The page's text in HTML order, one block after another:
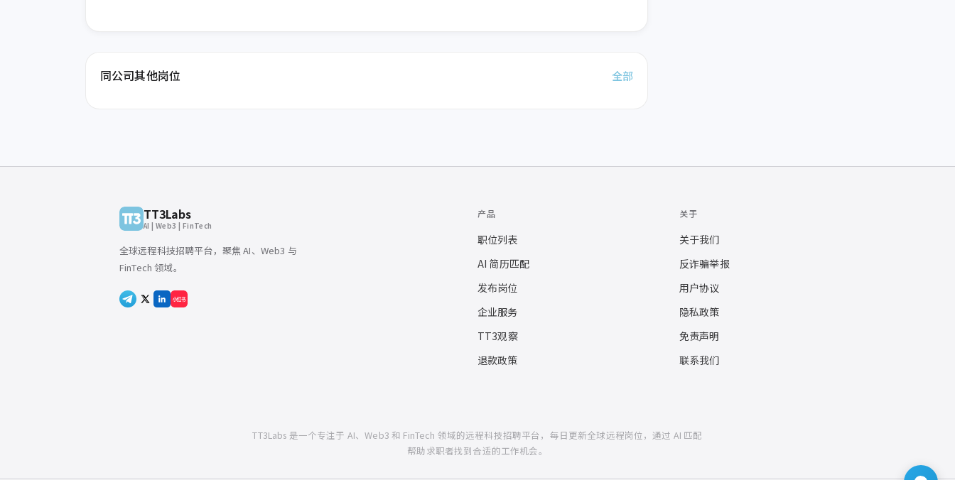
同公司其他岗位 全部
TT3Labs
AI | Web3 | FinTech
全球远程科技招聘平台，聚焦 AI、Web3 与
FinTech 领域。
小红书
产品
职位列表
AI 简历匹配
发布岗位
企业服务
TT3观察
退款政策
关于
关于我们
反诈骗举报
用户协议
隐私政策
免责声明
联系我们
TT3Labs 是一个专注于 AI、Web3 和 FinTech 领域的远程科技招聘平台，每日更新全球远程岗位，通过 AI 匹配
帮助求职者找到合适的工作机会。